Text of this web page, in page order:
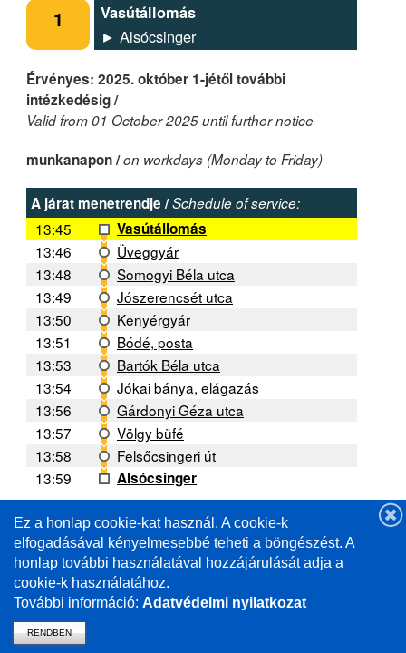
1 Vasútállomás
► Alsócsinger
Érvényes: 2025. október 1-jétől további
intézkedésig /
Valid from 01 October 2025 until further notice
munkanapon /on workdays (Monday to Friday)
A járat menetrendje /Schedule of service:
13:45
Vasútállomás
13:46
Üveggyár
13:48
Somogyi Béla utca
13:49
Jószerencsét utca
13:50
Kenyérgyár
13:51
Bódé, posta
13:53
Bartók Béla utca
13:54
Jókai bánya, elágazás
13:56
Gárdonyi Géza utca
13:57
Völgy büfé
13:58
Felsőcsingeri út
13:59
Alsócsinger
A forgalmi helyzettől függően a menetrendtől való
eltérés lehetséges. /
Deviations from the schedule are possible depending
on the traffic situation.
Ez a honlap cookie-kat használ. A cookie-k
elfogadásával kényelmesebbé teheti a böngészést. A
honlap további használatával hozzájárulását adja a
cookie-k használatához.
További információ: Adatvédelmi nyilatkozat
RENDBEN